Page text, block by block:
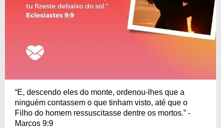
“E, descendo eles do monte, ordenou-lhes que a
ninguém contassem o que tinham visto, até que o
Filho do homem ressuscitasse dentre os mortos.” -
Marcos 9:9